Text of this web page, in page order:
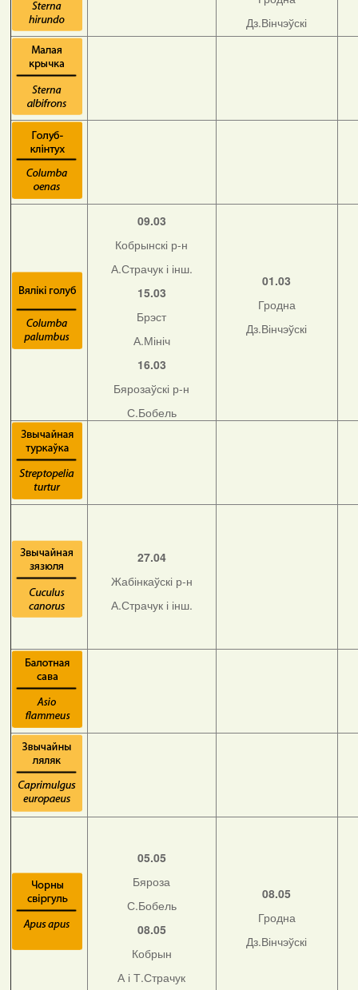
Дз.Вінчэўскі
09.03
Кобрынскі р-н
А.Страчук і інш.
15.03
Брэст
А.Мініч
16.03
Бярозаўскі р-н
С.Бобель
01.03
Гродна
Дз.Вінчэўскі
27.04
Жабінкаўскі р-н
А.Страчук і інш.
05.05
Бяроза
С.Бобель
08.05
Кобрын
А і Т.Страчук
08.05
Гродна
Дз.Вінчэўскі